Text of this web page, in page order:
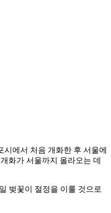
시에서 처음 개화한 후 서울에
화가 서울까지 올라오는 데
벚꽃이 절정을 이룰 것으로